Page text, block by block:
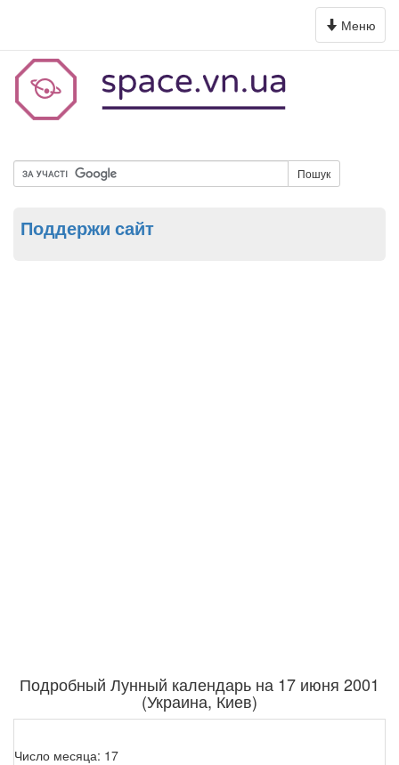
Toggle
navigation
Меню
Пошук
Поддержи сайт
Подробный Лунный календарь на 17 июня 2001
(Украина, Киев)
Число месяца: 17